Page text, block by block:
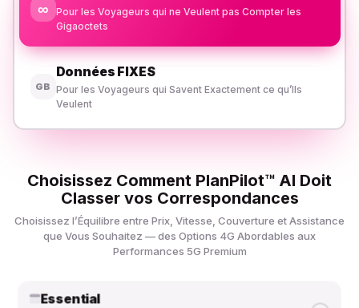
∞
Pour les Voyageurs qui ne Veulent pas Compter les
Gigaoctets
GB
Données FIXES
Pour les Voyageurs qui Savent Exactement ce qu’Ils
Veulent
Choisissez Comment PlanPilot™ AI Doit
Classer vos Correspondances
Choisissez l’Équilibre entre Prix, Vitesse, Couverture et Assistance
que Vous Souhaitez — des Options 4G Abordables aux
Performances 5G Premium
Essential